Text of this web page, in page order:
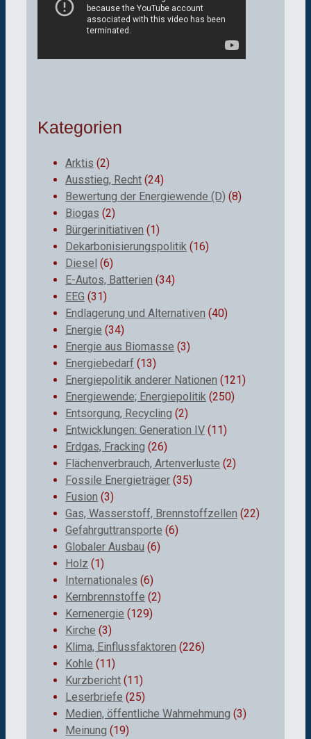
Kategorien
Arktis (2)
Ausstieg, Recht (24)
Bewertung der Energiewende (D) (8)
Biogas (2)
Bürgerinitiativen (1)
Dekarbonisierungspolitik (16)
Diesel (6)
E-Autos, Batterien (34)
EEG (31)
Endlagerung und Alternativen (40)
Energie (34)
Energie aus Biomasse (3)
Energiebedarf (13)
Energiepolitik anderer Nationen (121)
Energiewende; Energiepolitik (250)
Entsorgung, Recycling (2)
Entwicklungen: Generation IV (11)
Erdgas, Fracking (26)
Flächenverbrauch, Artenverluste (2)
Fossile Energieträger (35)
Fusion (3)
Gas, Wasserstoff, Brennstoffzellen (22)
Gefahrguttransporte (6)
Globaler Ausbau (6)
Holz (1)
Internationales (6)
Kernbrennstoffe (2)
Kernenergie (129)
Kirche (3)
Klima, Einflussfaktoren (226)
Kohle (11)
Kurzbericht (11)
Leserbriefe (25)
Medien, öffentliche Wahrnehmung (3)
Meinung (19)